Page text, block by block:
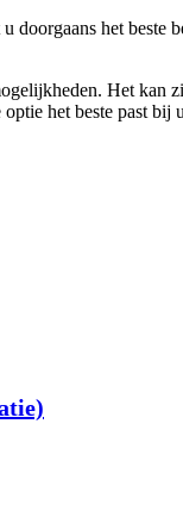
het
Het kan
het beste past bij